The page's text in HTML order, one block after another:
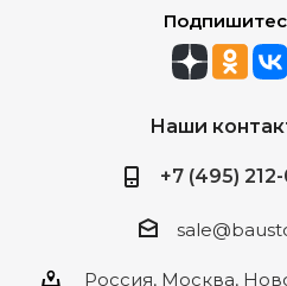
Наши
+7 (495)
Россия, Москва,